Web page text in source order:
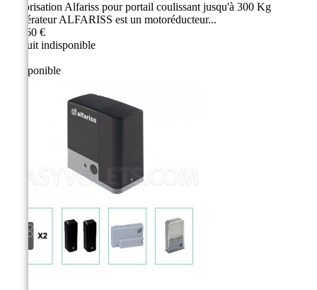
Motorisation Alfariss pour portail coulissant jusqu'à 300 Kg
L'opérateur ALFARISS est un motoréducteur...
759,60 €
Produit indisponible
Indisponible